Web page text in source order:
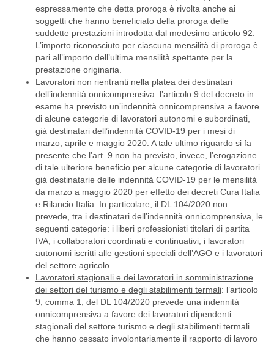
espressamente che detta proroga è rivolta anche ai
soggetti che hanno beneficiato della proroga delle
suddette prestazioni introdotta dal medesimo articolo 92.
L’importo riconosciuto per ciascuna mensilità di proroga è
pari all’importo dell’ultima mensilità spettante per la
prestazione originaria.
Lavoratori non rientranti nella platea dei destinatari
dell’indennità onnicomprensiva: l’articolo 9 del decreto in
esame ha previsto un’indennità onnicomprensiva a favore
di alcune categorie di lavoratori autonomi e subordinati,
già destinatari dell’indennità COVID-19 per i mesi di
marzo, aprile e maggio 2020. A tale ultimo riguardo si fa
presente che l’art. 9 non ha previsto, invece, l’erogazione
di tale ulteriore beneficio per alcune categorie di lavoratori
già destinatarie delle indennità COVID-19 per le mensilità
da marzo a maggio 2020 per effetto dei decreti Cura Italia
e Rilancio Italia. In particolare, il DL 104/2020 non
prevede, tra i destinatari dell’indennità onnicomprensiva, le
seguenti categorie: i liberi professionisti titolari di partita
IVA, i collaboratori coordinati e continuativi, i lavoratori
autonomi iscritti alle gestioni speciali dell’AGO e i lavoratori
del settore agricolo.
Lavoratori stagionali e dei lavoratori in somministrazione
dei settori del turismo e degli stabilimenti termali: l’articolo
9, comma 1, del DL 104/2020 prevede una indennità
onnicomprensiva a favore dei lavoratori dipendenti
stagionali del settore turismo e degli stabilimenti termali
che hanno cessato involontariamente il rapporto di lavoro